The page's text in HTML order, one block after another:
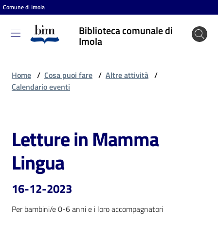
Vai al contenuto
Vai alla navigazione
Vai al footer
Comune di Imola
Biblioteca comunale di
Imola
Biblioteca
comunale
Cosa
puoi
fare
Scopri
Home / Cosa puoi fare / Altre attività /
Calendario eventi
Salta al contenuto
Letture in Mamma
Lingua
16-12-2023
Per bambini/e 0-6 anni e i loro accompagnatori